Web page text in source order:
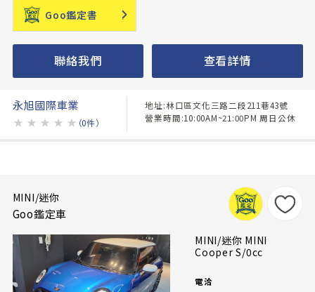
Goo鑑定書
聯絡我們 查看詳情
永旭國際車業
★ ★ ★ ★ ★ （0件）
地址:林口區文化三路二段211巷43號
營業時間:10:00AM~21:00PM 周日公休
MINI/迷你
Goo鑑定車
MINI/迷你 MINI
Cooper S/0cc
電洽